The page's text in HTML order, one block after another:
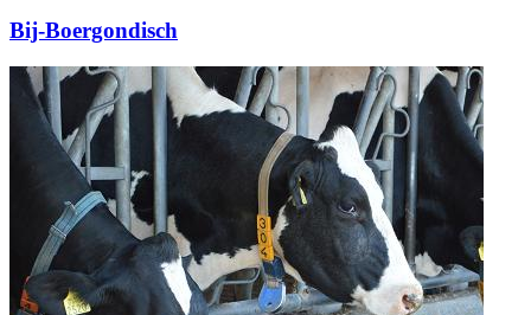
Bij-Boergondisch